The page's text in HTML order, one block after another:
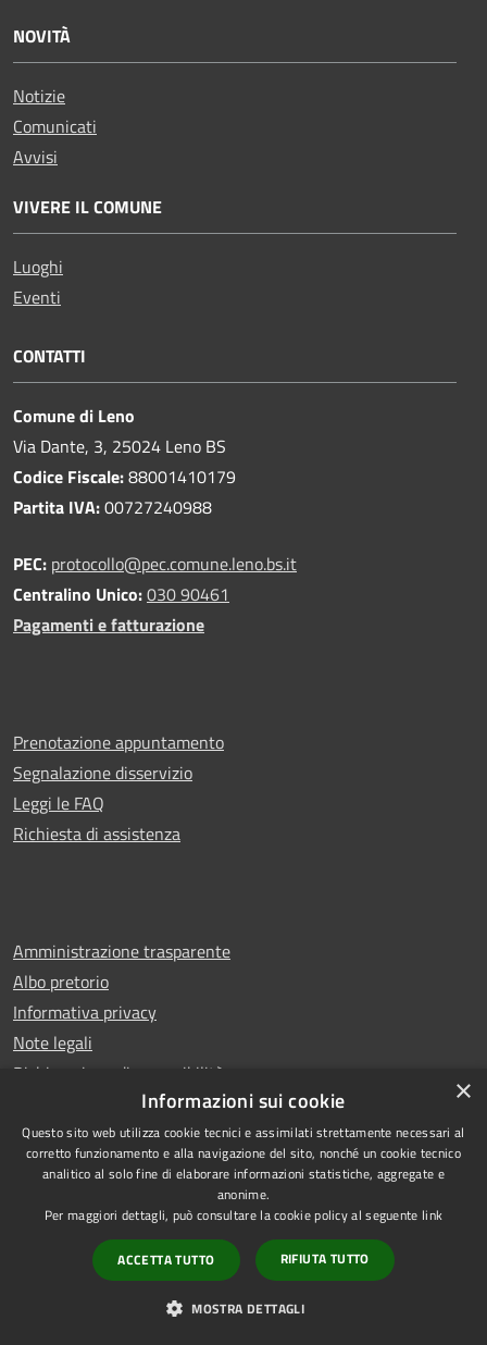
NOVITÀ
Notizie
Comunicati
Avvisi
VIVERE IL COMUNE
Luoghi
Eventi
CONTATTI
Comune di Leno
Via Dante, 3, 25024 Leno BS
Codice Fiscale:88001410179
Partita IVA:00727240988
PEC: protocollo@pec.comune.leno.bs.it
Centralino Unico:030 90461
Pagamenti e fatturazione
Prenotazione appuntamento
Segnalazione disservizio
Leggi le FAQ
Richiesta di assistenza
Amministrazione trasparente
Albo pretorio
Informativa privacy
Note legali
Dichiarazione di accessibilità
RSS
Accessibilità
Copyright © 2026 • Comune di
Leno • Powered by
Municipium•Accesso
redazione
×
Informazioni sui cookie
Questo sito web utilizza cookie tecnici e assimilati strettamente necessari al
corretto funzionamento e alla navigazione del sito, nonché un cookie tecnico
analitico al solo fine di elaborare informazioni statistiche, aggregate e
anonime.
Per maggiori dettagli, può consultare la cookie policy al seguente link
ACCETTA TUTTO RIFIUTA TUTTO
MOSTRA DETTAGLI